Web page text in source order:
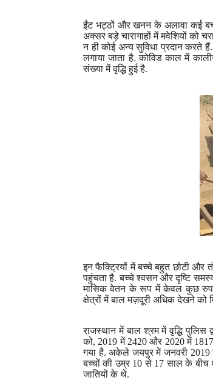
ईंट भट्ठों और खनन के अलावा कई
अक्सर बड़े चारागाहों में मवेशियों को
न ही कोई अन्य सुविधा प्रदान करते हैं.
लगाया जाता है. कोविड काल में
संख्या में वृद्धि हुई है.
इन फैक्ट्रियों में बच्चे बहुत छोटी और
पहुंचता है. बच्चे श्वसन और दृष्टि
मासिक वेतन के रूप में केवल कुछ रुपये
क्षेत्रों में बाल मज़दूरी अधिक देखने को
राजस्थान में बाल श्रम में वृद्धि पुलिस
को, 2019में2420और 2020में
गया है. अकेले जयपुर में जनवरी 2019
बच्चों की उम्र 10से 17साल के बीच
जातियों के थे.